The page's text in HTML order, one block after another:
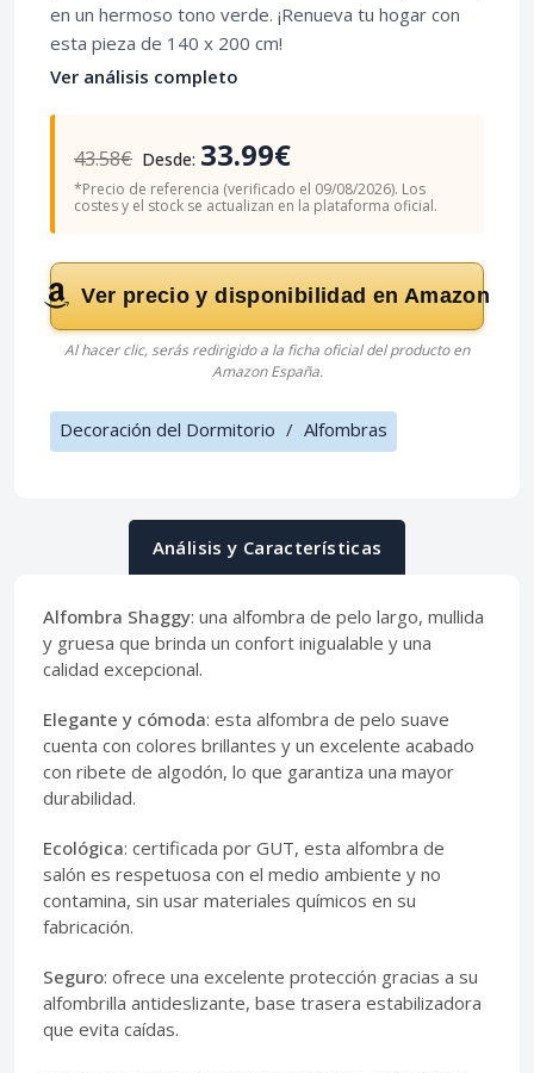
en un hermoso tono verde. ¡Renueva tu hogar con
esta pieza de 140 x 200 cm!
Ver análisis completo
43.58€ Desde: 33.99€
*Precio de referencia (verificado el 09/08/2026). Los
costes y el stock se actualizan en la plataforma oficial.
Ver precio y disponibilidad en Amazon
Al hacer clic, serás redirigido a la ficha oficial del producto en
Amazon España.
Decoración del Dormitorio / Alfombras
Análisis y Características
Alfombra Shaggy: una alfombra de pelo largo, mullida
y gruesa que brinda un confort inigualable y una
calidad excepcional.
Elegante y cómoda: esta alfombra de pelo suave
cuenta con colores brillantes y un excelente acabado
con ribete de algodón, lo que garantiza una mayor
durabilidad.
Ecológica: certificada por GUT, esta alfombra de
salón es respetuosa con el medio ambiente y no
contamina, sin usar materiales químicos en su
fabricación.
Seguro: ofrece una excelente protección gracias a su
alfombrilla antideslizante, base trasera estabilizadora
que evita caídas.